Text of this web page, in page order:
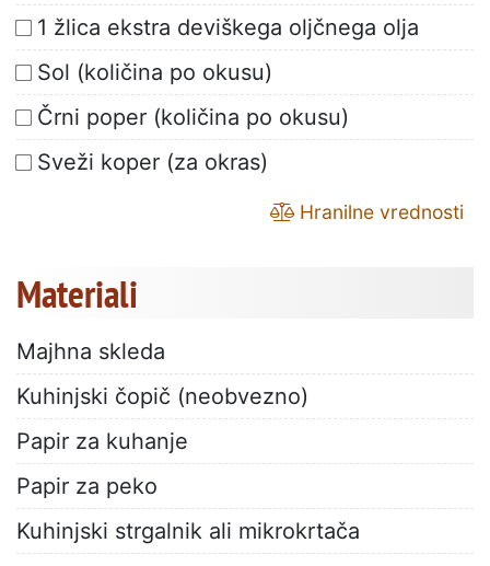
1 žlica ekstra deviškega oljčnega olja
Sol (količina po okusu)
Črni poper (količina po okusu)
Sveži koper (za okras)
Hranilne vrednosti
Materiali
Majhna skleda
Kuhinjski čopič (neobvezno)
Papir za kuhanje
Papir za peko
Kuhinjski strgalnik ali mikrokrtača